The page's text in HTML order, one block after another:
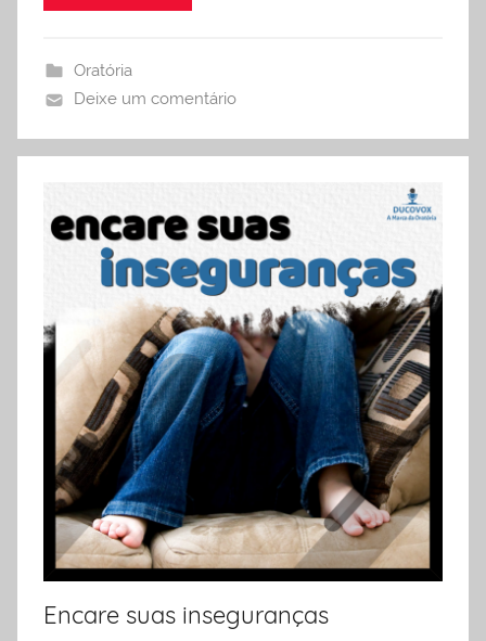
Oratória
Deixe um comentário
Encare suas inseguranças